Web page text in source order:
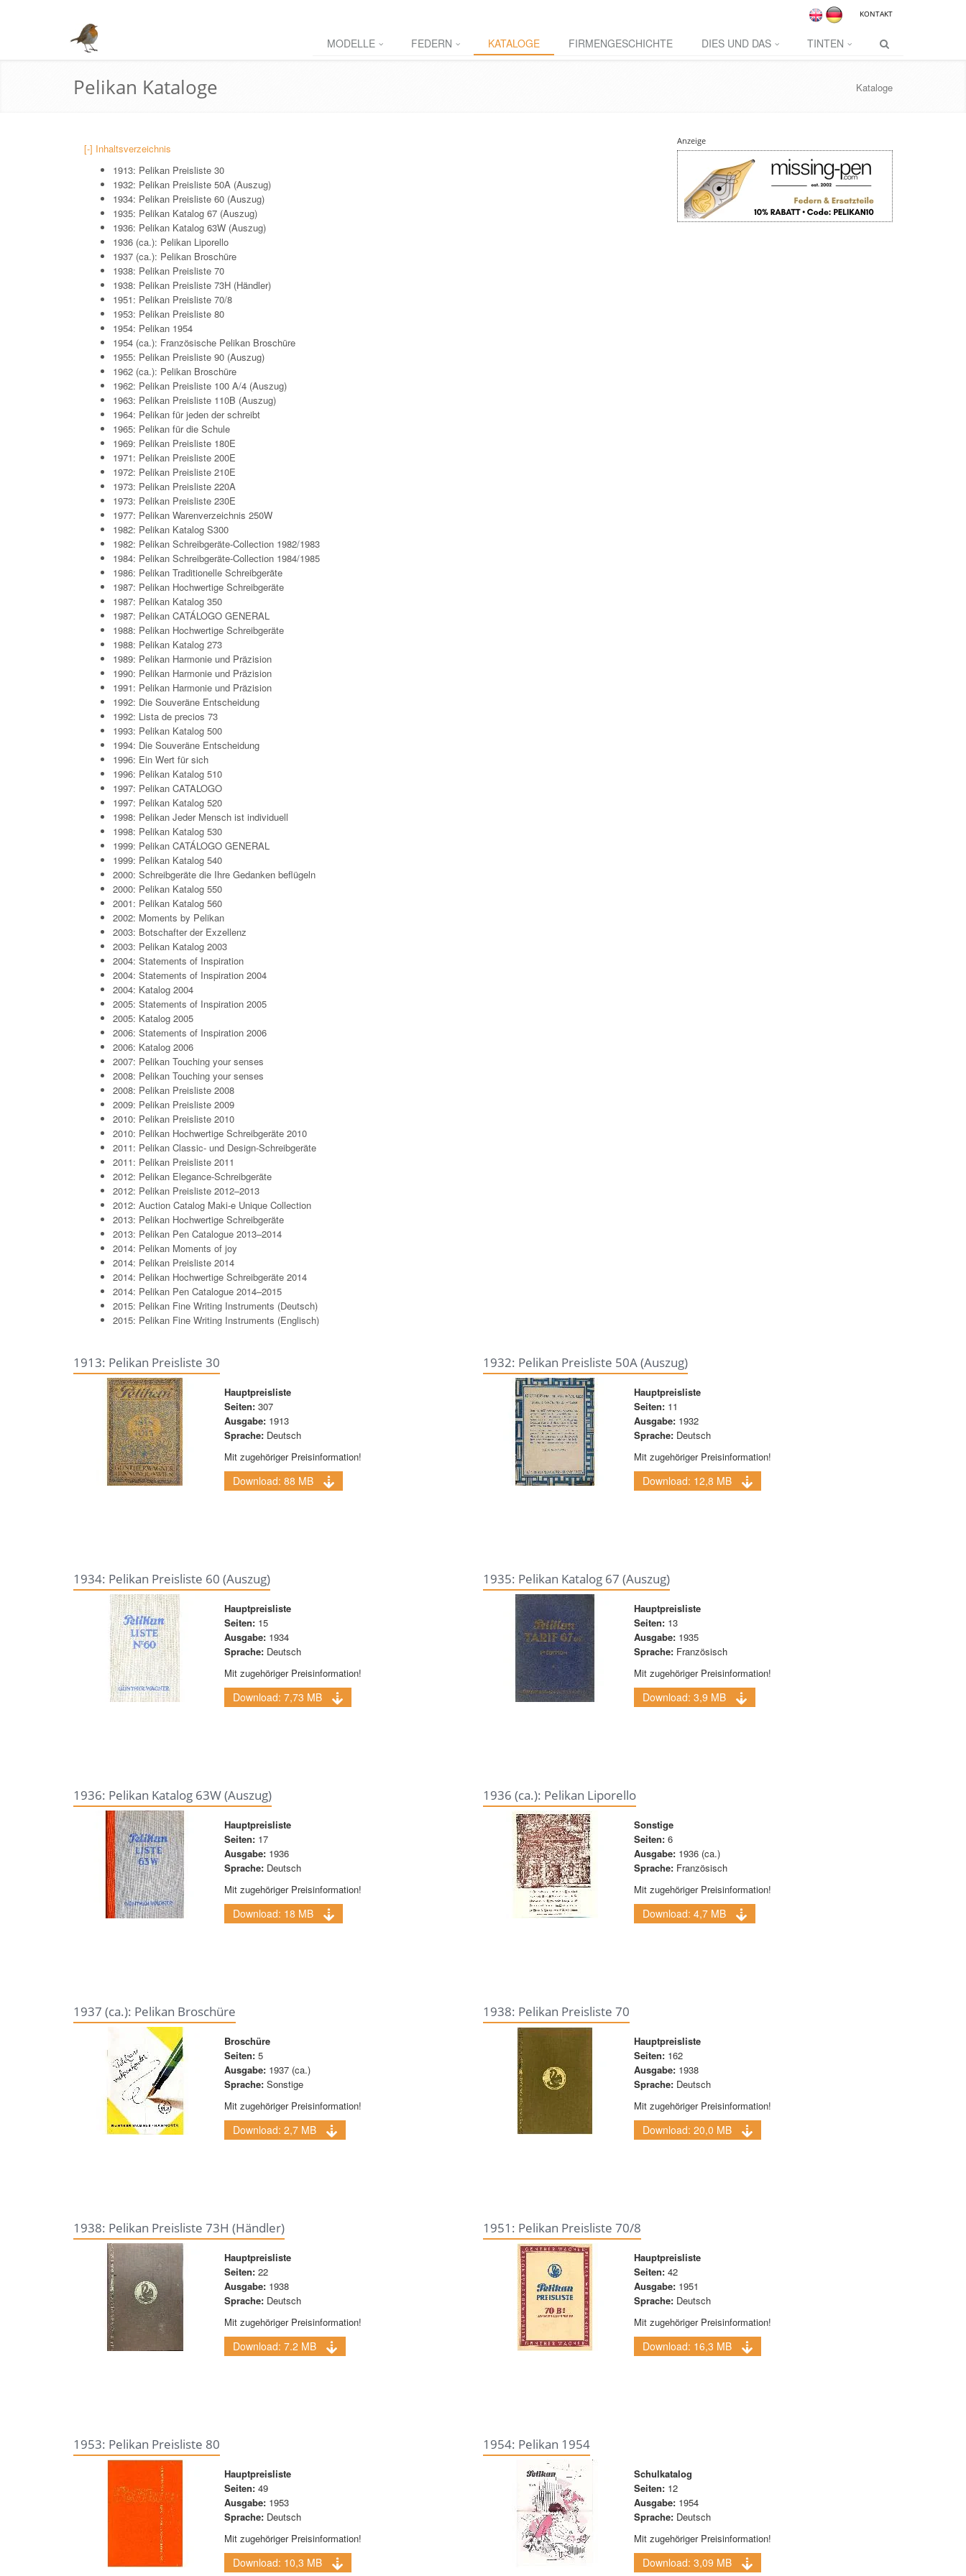
KONTAKT
MODELLE FEDERN KATALOGE FIRMENGESCHICHTE DIES UND DAS TINTEN
Pelikan Kataloge Kataloge
[-] Inhaltsverzeichnis
1913: Pelikan Preisliste 30
1932: Pelikan Preisliste 50A (Auszug)
1934: Pelikan Preisliste 60 (Auszug)
1935: Pelikan Katalog 67 (Auszug)
1936: Pelikan Katalog 63W (Auszug)
1936 (ca.): Pelikan Liporello
1937 (ca.): Pelikan Broschüre
1938: Pelikan Preisliste 70
1938: Pelikan Preisliste 73H (Händler)
1951: Pelikan Preisliste 70/8
1953: Pelikan Preisliste 80
1954: Pelikan 1954
1954 (ca.): Französische Pelikan Broschüre
1955: Pelikan Preisliste 90 (Auszug)
1962 (ca.): Pelikan Broschüre
1962: Pelikan Preisliste 100 A/4 (Auszug)
1963: Pelikan Preisliste 110B (Auszug)
1964: Pelikan für jeden der schreibt
1965: Pelikan für die Schule
1969: Pelikan Preisliste 180E
1971: Pelikan Preisliste 200E
1972: Pelikan Preisliste 210E
1973: Pelikan Preisliste 220A
1973: Pelikan Preisliste 230E
1977: Pelikan Warenverzeichnis 250W
1982: Pelikan Katalog S300
1982: Pelikan Schreibgeräte-Collection 1982/1983
1984: Pelikan Schreibgeräte-Collection 1984/1985
1986: Pelikan Traditionelle Schreibgeräte
1987: Pelikan Hochwertige Schreibgeräte
1987: Pelikan Katalog 350
1987: Pelikan CATÁLOGO GENERAL
1988: Pelikan Hochwertige Schreibgeräte
1988: Pelikan Katalog 273
1989: Pelikan Harmonie und Präzision
1990: Pelikan Harmonie und Präzision
1991: Pelikan Harmonie und Präzision
1992: Die Souveräne Entscheidung
1992: Lista de precios 73
1993: Pelikan Katalog 500
1994: Die Souveräne Entscheidung
1996: Ein Wert für sich
1996: Pelikan Katalog 510
1997: Pelikan CATALOGO
1997: Pelikan Katalog 520
1998: Pelikan Jeder Mensch ist individuell
1998: Pelikan Katalog 530
1999: Pelikan CATÁLOGO GENERAL
1999: Pelikan Katalog 540
2000: Schreibgeräte die Ihre Gedanken beflügeln
2000: Pelikan Katalog 550
2001: Pelikan Katalog 560
2002: Moments by Pelikan
2003: Botschafter der Exzellenz
2003: Pelikan Katalog 2003
2004: Statements of Inspiration
2004: Statements of Inspiration 2004
2004: Katalog 2004
2005: Statements of Inspiration 2005
2005: Katalog 2005
2006: Statements of Inspiration 2006
2006: Katalog 2006
2007: Pelikan Touching your senses
2008: Pelikan Touching your senses
2008: Pelikan Preisliste 2008
2009: Pelikan Preisliste 2009
2010: Pelikan Preisliste 2010
2010: Pelikan Hochwertige Schreibgeräte 2010
2011: Pelikan Classic- und Design-Schreibgeräte
2011: Pelikan Preisliste 2011
2012: Pelikan Elegance-Schreibgeräte
2012: Pelikan Preisliste 2012–2013
2012: Auction Catalog Maki-e Unique Collection
2013: Pelikan Hochwertige Schreibgeräte
2013: Pelikan Pen Catalogue 2013–2014
2014: Pelikan Moments of joy
2014: Pelikan Preisliste 2014
2014: Pelikan Hochwertige Schreibgeräte 2014
2014: Pelikan Pen Catalogue 2014–2015
2015: Pelikan Fine Writing Instruments (Deutsch)
2015: Pelikan Fine Writing Instruments (Englisch)
Anzeige
1913: Pelikan Preisliste 30
Hauptpreisliste
Seiten: 307
Ausgabe: 1913
Sprache: Deutsch
Mit zugehöriger Preisinformation!
Download: 88 MB
1932: Pelikan Preisliste 50A (Auszug)
Hauptpreisliste
Seiten: 11
Ausgabe: 1932
Sprache: Deutsch
Mit zugehöriger Preisinformation!
Download: 12,8 MB
1934: Pelikan Preisliste 60 (Auszug)
Hauptpreisliste
Seiten: 15
Ausgabe: 1934
Sprache: Deutsch
Mit zugehöriger Preisinformation!
Download: 7,73 MB
1935: Pelikan Katalog 67 (Auszug)
Hauptpreisliste
Seiten: 13
Ausgabe: 1935
Sprache: Französisch
Mit zugehöriger Preisinformation!
Download: 3,9 MB
1936: Pelikan Katalog 63W (Auszug)
Hauptpreisliste
Seiten: 17
Ausgabe: 1936
Sprache: Deutsch
Mit zugehöriger Preisinformation!
Download: 18 MB
1936 (ca.): Pelikan Liporello
Sonstige
Seiten: 6
Ausgabe: 1936 (ca.)
Sprache: Französisch
Mit zugehöriger Preisinformation!
Download: 4,7 MB
1937 (ca.): Pelikan Broschüre
Broschüre
Seiten: 5
Ausgabe: 1937 (ca.)
Sprache: Sonstige
Mit zugehöriger Preisinformation!
Download: 2,7 MB
1938: Pelikan Preisliste 70
Hauptpreisliste
Seiten: 162
Ausgabe: 1938
Sprache: Deutsch
Mit zugehöriger Preisinformation!
Download: 20,0 MB
1938: Pelikan Preisliste 73H (Händler)
Hauptpreisliste
Seiten: 22
Ausgabe: 1938
Sprache: Deutsch
Mit zugehöriger Preisinformation!
Download: 7.2 MB
1951: Pelikan Preisliste 70/8
Hauptpreisliste
Seiten: 42
Ausgabe: 1951
Sprache: Deutsch
Mit zugehöriger Preisinformation!
Download: 16,3 MB
1953: Pelikan Preisliste 80
Hauptpreisliste
Seiten: 49
Ausgabe: 1953
Sprache: Deutsch
Mit zugehöriger Preisinformation!
Download: 10,3 MB
1954: Pelikan 1954
Schulkatalog
Seiten: 12
Ausgabe: 1954
Sprache: Deutsch
Mit zugehöriger Preisinformation!
Download: 3,09 MB